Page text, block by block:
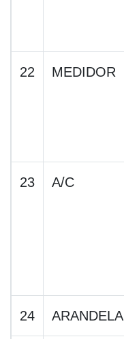
22 MEDIDOR
23 A/C
24 ARANDELA